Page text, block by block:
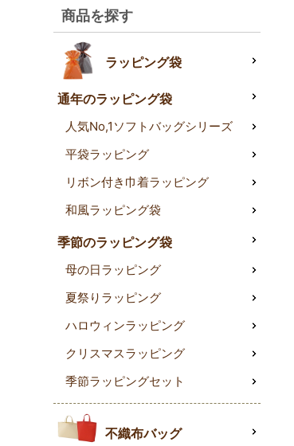
商品を探す
ラッピング袋
通年のラッピング袋
人気No,1ソフトバッグシリーズ
平袋ラッピング
リボン付き巾着ラッピング
和風ラッピング袋
季節のラッピング袋
母の日ラッピング
夏祭りラッピング
ハロウィンラッピング
クリスマスラッピング
季節ラッピングセット
不織布バッグ